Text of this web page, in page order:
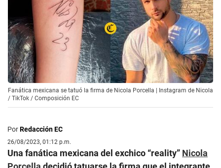
Fanática mexicana se tatuó la firma de Nicola Porcella | Instagram de Nicola
/ TikTok / Composición EC
PorRedacción EC
26/08/2023, 01:12 p.m.
Una fanática mexicana del exchico “reality” Nicola